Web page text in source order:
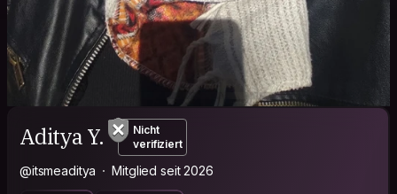
Aditya Y.
Nicht
verifiziert
@itsmeaditya Mitglied seit 2026